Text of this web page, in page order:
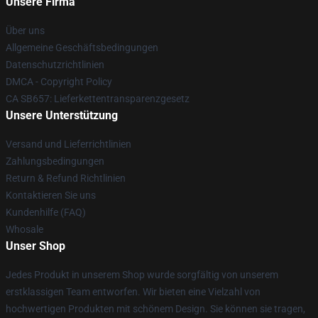
Über uns
Allgemeine Geschäftsbedingungen
Datenschutzrichtlinien
DMCA - Copyright Policy
CA SB657: Lieferkettentransparenzgesetz
Unsere Unterstützung
Versand und Lieferrichtlinien
Zahlungsbedingungen
Return & Refund Richtlinien
Kontaktieren Sie uns
Kundenhilfe (FAQ)
Whosale
Unser Shop
Jedes Produkt in unserem Shop wurde sorgfältig von unserem
erstklassigen Team entworfen. Wir bieten eine Vielzahl von
hochwertigen Produkten mit schönem Design. Sie können sie tragen,